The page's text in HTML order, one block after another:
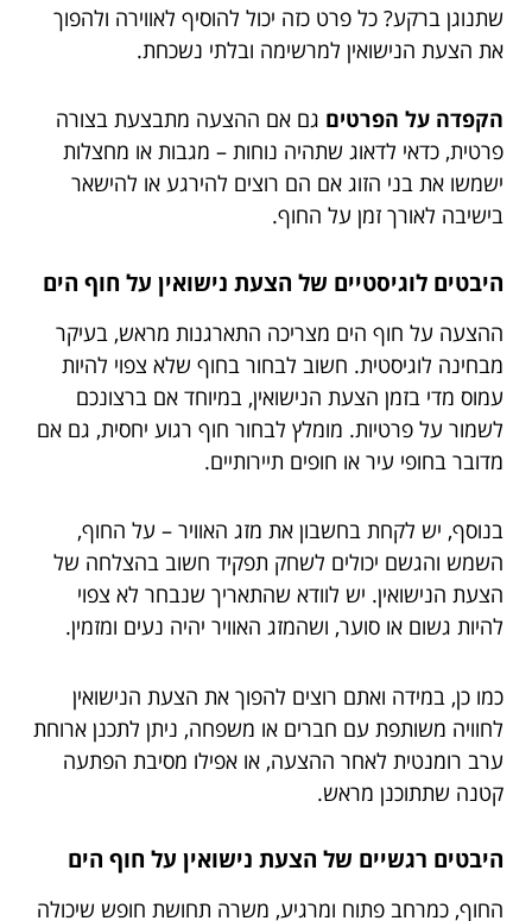
שתנוגן ברקע? כל פרט כזה יכול להוסיף לאווירה ולהפוך
את הצעת הנישואין למרשימה ובלתי נשכחת.
הקפדה על הפרטים גם אם ההצעה מתבצעת בצורה
פרטית, כדאי לדאוג שתהיה נוחות – מגבות או מחצלות
ישמשו את בני הזוג אם הם רוצים להירגע או להישאר
בישיבה לאורך זמן על החוף.
היבטים לוגיסטיים של הצעת נישואין על חוף הים
ההצעה על חוף הים מצריכה התארגנות מראש, בעיקר
מבחינה לוגיסטית. חשוב לבחור בחוף שלא צפוי להיות
עמוס מדי בזמן הצעת הנישואין, במיוחד אם ברצונכם
לשמור על פרטיות. מומלץ לבחור חוף רגוע יחסית, גם אם
מדובר בחופי עיר או חופים תיירותיים.
בנוסף, יש לקחת בחשבון את מזג האוויר – על החוף,
השמש והגשם יכולים לשחק תפקיד חשוב בהצלחה של
הצעת הנישואין. יש לוודא שהתאריך שנבחר לא צפוי
להיות גשום או סוער, ושהמזג האוויר יהיה נעים ומזמין.
כמו כן, במידה ואתם רוצים להפוך את הצעת הנישואין
לחוויה משותפת עם חברים או משפחה, ניתן לתכנן ארוחת
ערב רומנטית לאחר ההצעה, או אפילו מסיבת הפתעה
קטנה שתתוכנן מראש.
היבטים רגשיים של הצעת נישואין על חוף הים
החוף, כמרחב פתוח ומרגיע, משרה תחושת חופש שיכולה